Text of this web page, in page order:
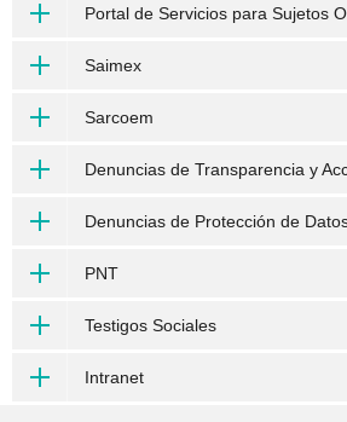
Portal de Servicios para Sujetos
Saimex
Sarcoem
Denuncias de Transparencia y
Denuncias de Protección de
PNT
Testigos Sociales
Intranet